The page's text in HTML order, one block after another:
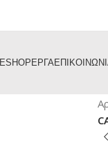
ESHOP ΕΡΓΑ